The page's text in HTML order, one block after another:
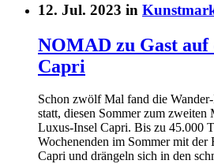
12. Jul. 2023 in
NOMAD zu Gast auf
Capri
Schon zwölf Mal fand die
statt, diesen Sommer zum zweiten
Luxus-Insel Capri. Bis zu 45.000
Wochenenden im Sommer mit der
Capri und drängeln sich in den